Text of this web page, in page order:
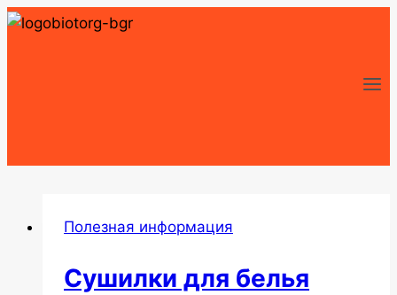
Перейти
Полезная информация
Сушилки для белья